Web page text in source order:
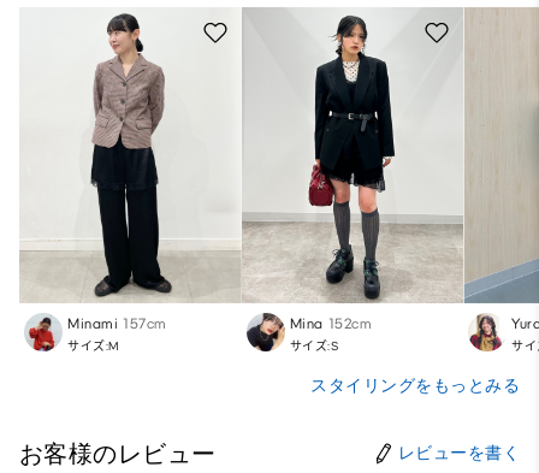
Minami 157cm
サイズ:M
Mina 152cm
サイズ:S サイ
スタイリングをもっとみる
お客様のレビュー レビューを書く